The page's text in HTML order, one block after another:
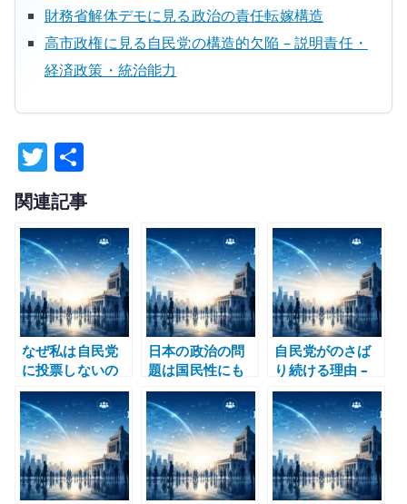
財務省解体デモに見る政治の責任転嫁構造
高市政権に見る自民党の構造的欠陥 – 説明責任・
経済政策・統治能力
T
w
it
te
r
有
関連記事
なぜ私は自民党
に投票しないの
か – 政策以前に
政治文化を支持
できない
日本の政治の問
題は国民性にも
ある – 政治家だ
けを責めても変
わらない理由
自民党がのさば
り続ける理由 –
政治家だけでな
く有権者にも責
任がある